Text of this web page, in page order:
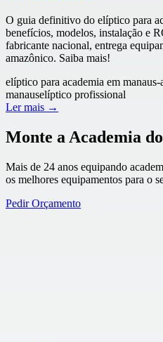
O guia definitivo do elíptico para
benefícios, modelos, instalação e
fabricante nacional, entrega
amazônico. Saiba mais!
elíptico para academia em manaus-
manauselíptico profissional
Ler mais →
Monte a Academia
Mais de 24 anos equipando
os melhores equipamentos para o
Pedir Orçamento